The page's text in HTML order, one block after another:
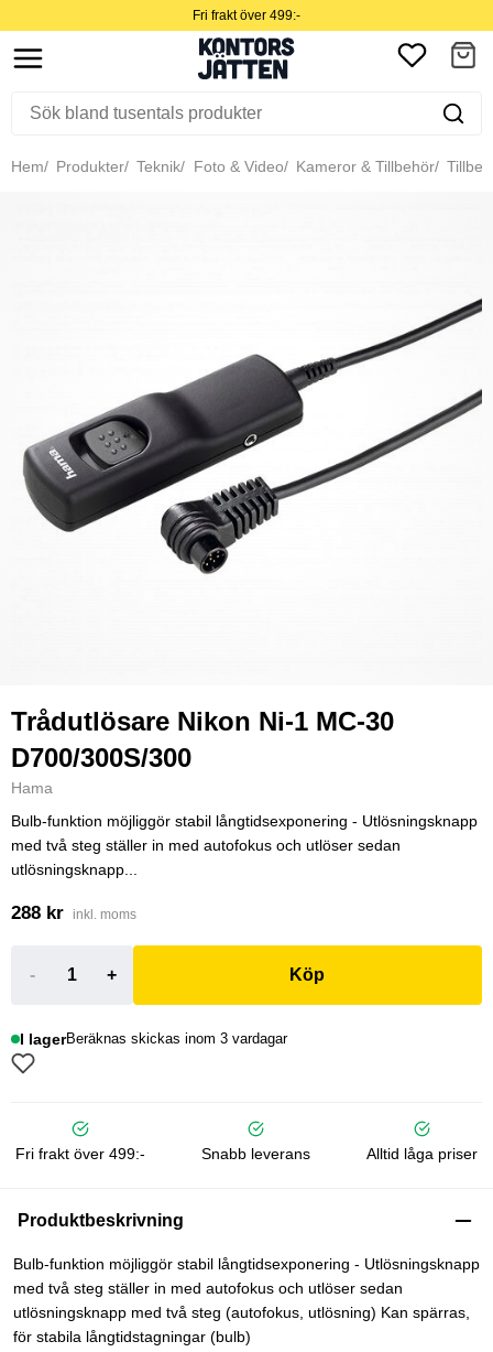
Fri frakt över 499:-
Hem Produkter Teknik Foto & Video Kameror & Tillbehör
Trådutlösare Nikon Ni-1 MC-30
D700/300S/300
Hama
Bulb-funktion möjliggör stabil långtidsexponering - Utlösningsknapp
med två steg ställer in med autofokus och utlöser sedan
utlösningsknapp...
288 kr inkl. moms
- + Köp
I lagerBeräknas skickas inom 3 vardagar
Fri frakt över 499:- Snabb leverans Alltid låga priser
Produktbeskrivning
Bulb-funktion möjliggör stabil långtidsexponering - Utlösningsknapp
med två steg ställer in med autofokus och utlöser sedan
utlösningsknapp med två steg (autofokus, utlösning) Kan spärras,
för stabila långtidstagningar (bulb)